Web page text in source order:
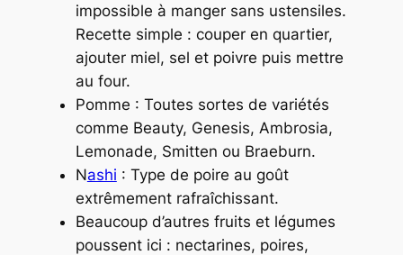
impossible à manger sans ustensiles.
Recette simple : couper en quartier,
ajouter miel, sel et poivre puis mettre
au four.
Pomme : Toutes sortes de variétés
comme Beauty, Genesis, Ambrosia,
Lemonade, Smitten ou Braeburn.
Nashi : Type de poire au goût
extrêmement rafraîchissant.
Beaucoup d’autres fruits et légumes
poussent ici : nectarines, poires,